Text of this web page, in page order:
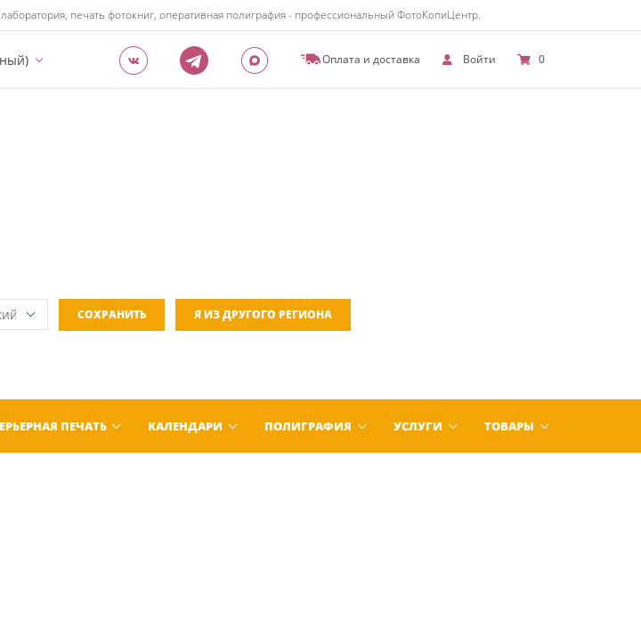
печать фотокниг, оперативная полиграфия - профессиональный ФотоКопиЦентр.
Оплата и доставка Войти 0
СОХРАНИТЬ
Я ИЗ ДРУГОГО РЕГИОНА
ПЕЧАТЬ КАЛЕНДАРИ ПОЛИГРАФИЯ УСЛУГИ ТОВАРЫ